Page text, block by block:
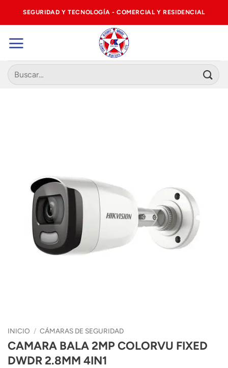
SEGURIDAD Y TECNOLOGÍA - COMERCIAL Y RESIDENCIAL
Buscar
por:
INICIO / CÁMARAS DE SEGURIDAD
CAMARA BALA 2MP COLORVU FIXED
DWDR 2.8MM 4IN1